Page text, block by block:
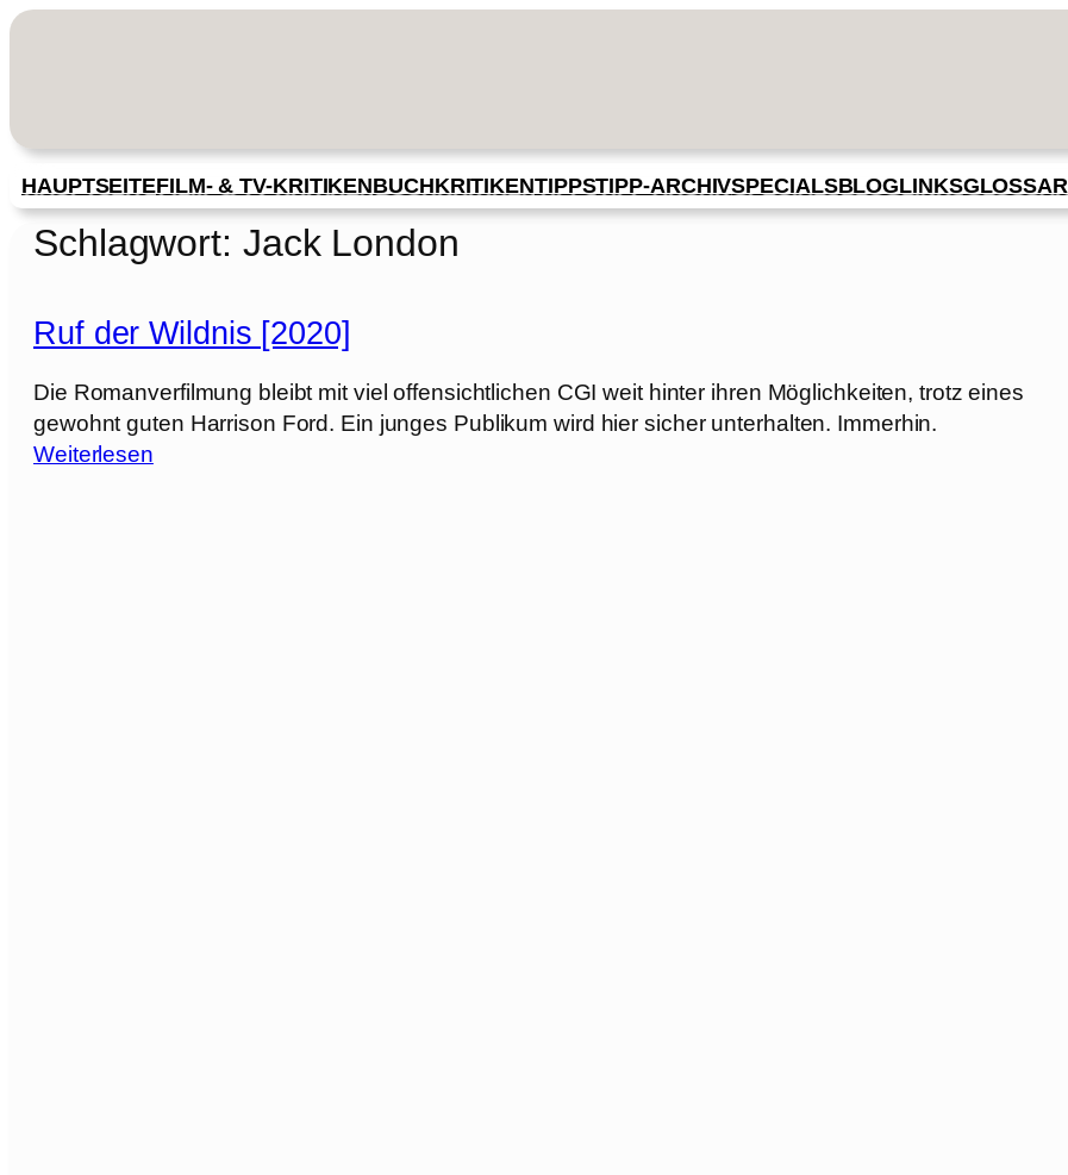
Zum
HAUPTSEITEFILM- & TV-KRITIKENBUCHKRITIKENTIPPSTIPP-ARCHIVSPECIALSBLOGLINKSGLOSSAR
Schlagwort: Jack London
Ruf der Wildnis [2020]
Die Romanverfilmung bleibt mit viel offensichtlichen CGI weit hinter ihren Möglichkeiten, trotz eines
gewohnt guten Harrison Ford. Ein junges Publikum wird hier sicher unterhalten. Immerhin.
Weiterlesen: